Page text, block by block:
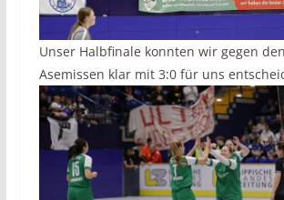
Unser Halbfinale konnten wir gegen
Asemissen klar mit 3:0 für uns